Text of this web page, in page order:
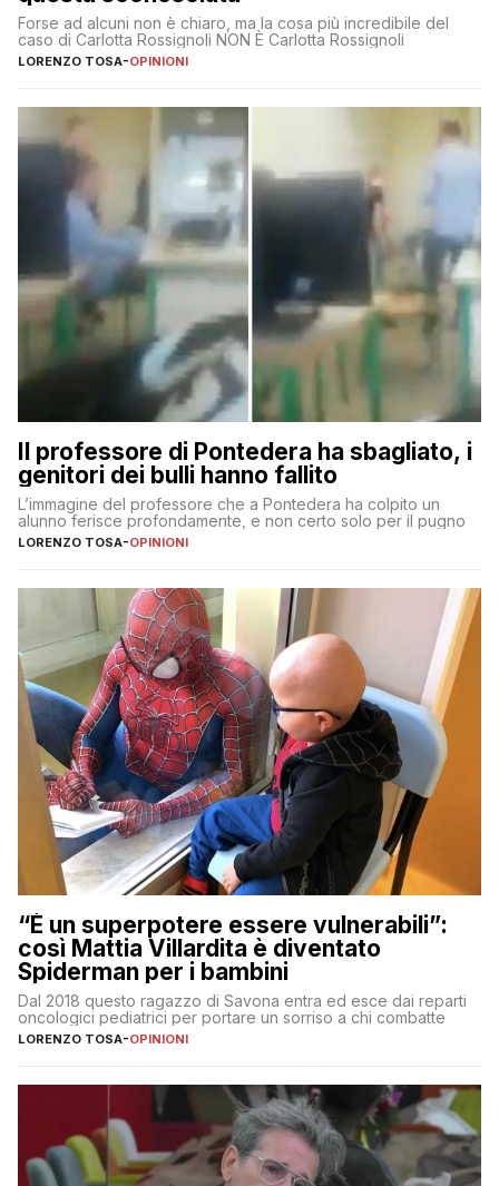
Forse ad alcuni non è chiaro, ma la cosa più incredibile del
caso di Carlotta Rossignoli NON È Carlotta Rossignoli
LORENZO TOSA-OPINIONI
Il professore di Pontedera ha sbagliato, i
genitori dei bulli hanno fallito
L’immagine del professore che a Pontedera ha colpito un
alunno ferisce profondamente, e non certo solo per il pugno
LORENZO TOSA-OPINIONI
“È un superpotere essere vulnerabili”:
così Mattia Villardita è diventato
Spiderman per i bambini
Dal 2018 questo ragazzo di Savona entra ed esce dai reparti
oncologici pediatrici per portare un sorriso a chi combatte
LORENZO TOSA-OPINIONI